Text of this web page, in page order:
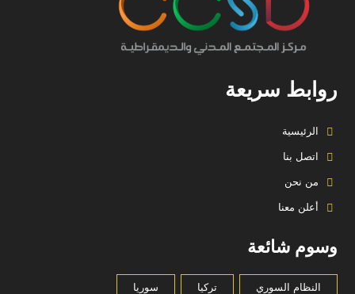
روابط سريعة
الرئيسية
اتصل بنا
من نحن
أعلن معنا
وسوم شائعة
النظام السوري تركيا سوريا